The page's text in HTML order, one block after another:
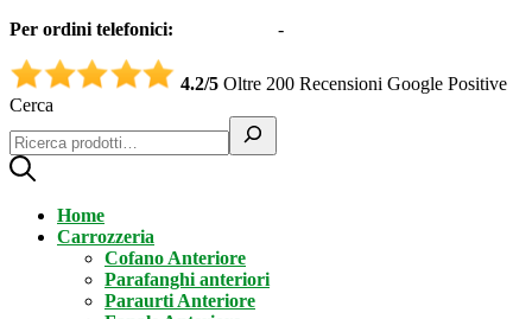
Per ordini telefonici: -
4.2/5 Oltre 200 Recensioni Google Positive
Cerca
Home
Carrozzeria
Cofano Anteriore
Parafanghi anteriori
Paraurti Anteriore